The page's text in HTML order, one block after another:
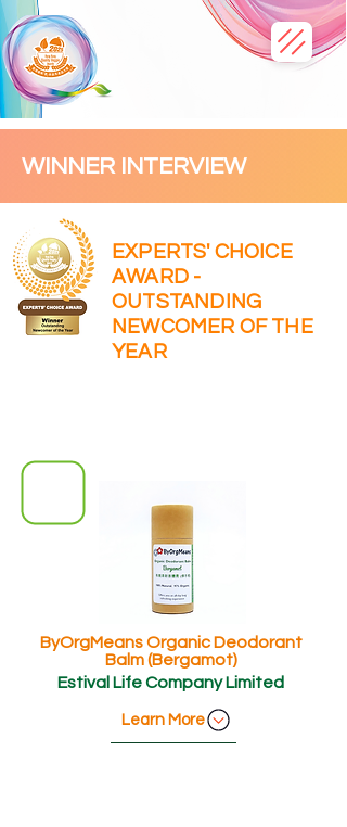
WINNER INTERVIEW
EXPERTS' CHOICE
AWARD -
OUTSTANDING
NEWCOMER OF THE
YEAR
ByOrgMeans Organic Deodorant
Balm (Bergamot)
Estival Life Company Limited
Learn More